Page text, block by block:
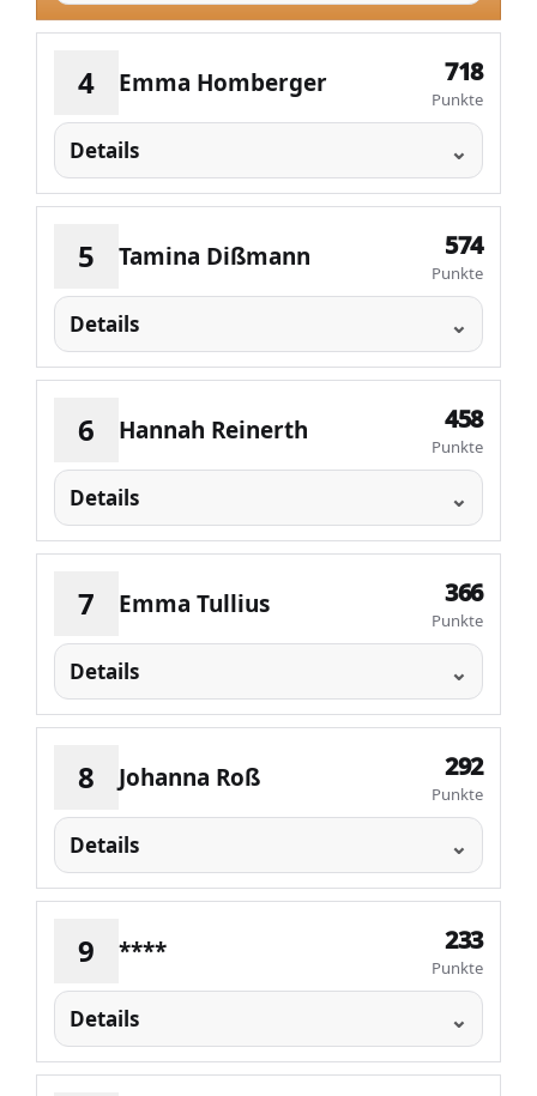
4 Emma Homberger 718
Punkte
Details
5 Tamina Dißmann 574
Punkte
Details
6 Hannah Reinerth 458
Punkte
Details
7 Emma Tullius 366
Punkte
Details
8 Johanna Roß 292
Punkte
Details
9 **** 233
Punkte
Details